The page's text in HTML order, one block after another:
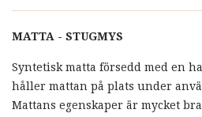
MATTA - STUGMYS
Syntetisk matta försedd med en
håller mattan på plats under
Mattans egenskaper är mycket